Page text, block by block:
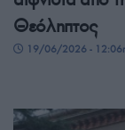
Θεόληπτος
19/06/2026 -